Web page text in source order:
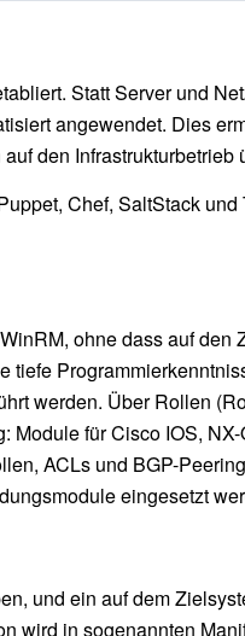
Statt Server und
angewendet. Dies
den Infrastrukturbetrieb
Chef, SaltStack
ohne dass auf den
werden. Über Rollen
für Cisco IOS,
ACLs und BGP-
eingesetzt
und ein auf dem
wird in sogenannten